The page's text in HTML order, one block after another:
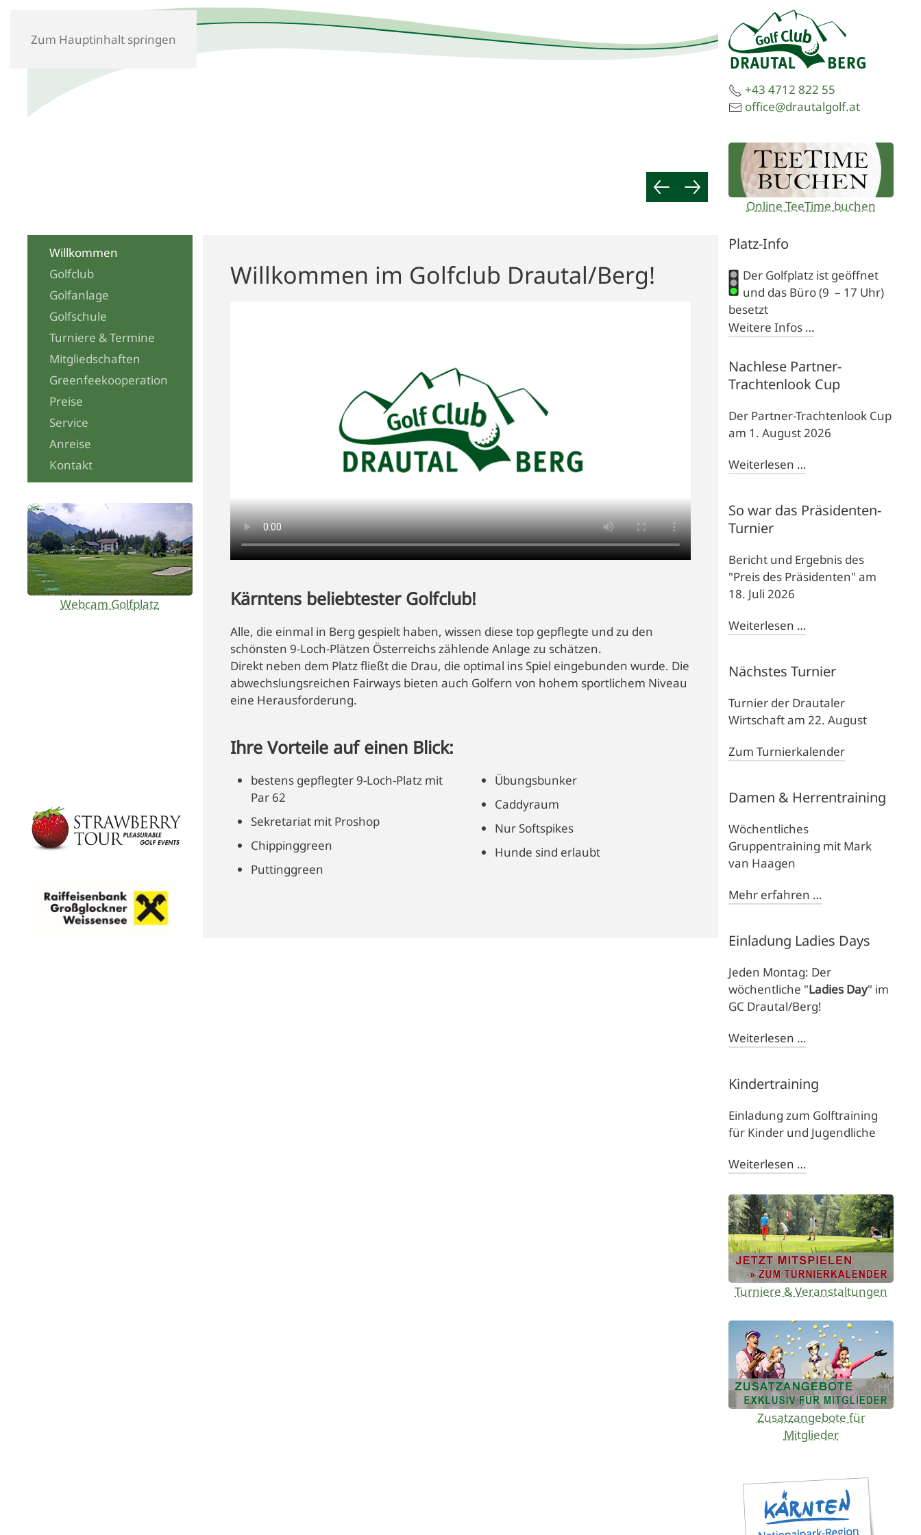
Zum Hauptinhalt springen
+43 4712 822 55
office@drautalgolf.at
Online TeeTime buchen
Willkommen
Golfclub
Golfanlage
Golfschule
Turniere & Termine
Mitgliedschaften
Greenfeekooperation
Preise
Service
Anreise
Kontakt
Webcam Golfplatz
Willkommen im Golfclub Drautal/Berg!
Kärntens beliebtester Golfclub!
Alle, die einmal in Berg gespielt haben, wissen diese top gepflegte und zu den
schönsten 9-Loch-Plätzen Österreichs zählende Anlage zu schätzen.
Direkt neben dem Platz fließt die Drau, die optimal ins Spiel eingebunden wurde. Die
abwechslungsreichen Fairways bieten auch Golfern von hohem sportlichem Niveau
eine Herausforderung.
Ihre Vorteile auf einen Blick:
bestens gepflegter 9-Loch-Platz mit
Par 62
Sekretariat mit Proshop
Chippinggreen
Puttinggreen
Übungsbunker
Caddyraum
Nur Softspikes
Hunde sind erlaubt
Platz-Info
Der Golfplatz ist geöffnet
und das Büro (9 – 17 Uhr)
besetzt
Weitere Infos …
Nachlese Partner-
Trachtenlook Cup
Der Partner-Trachtenlook Cup
am 1. August 2026
Weiterlesen …
So war das Präsidenten-
Turnier
Bericht und Ergebnis des
"Preis des Präsidenten" am
18. Juli 2026
Weiterlesen …
Nächstes Turnier
Turnier der Drautaler
Wirtschaft am 22. August
Zum Turnierkalender
Damen & Herrentraining
Wöchentliches
Gruppentraining mit Mark
van Haagen
Mehr erfahren …
Einladung Ladies Days
Jeden Montag: Der
wöchentliche "Ladies Day" im
GC Drautal/Berg!
Weiterlesen …
Kindertraining
Einladung zum Golftraining
für Kinder und Jugendliche
Weiterlesen …
Turniere & Veranstaltungen
Zusatzangebote für
Mitglieder